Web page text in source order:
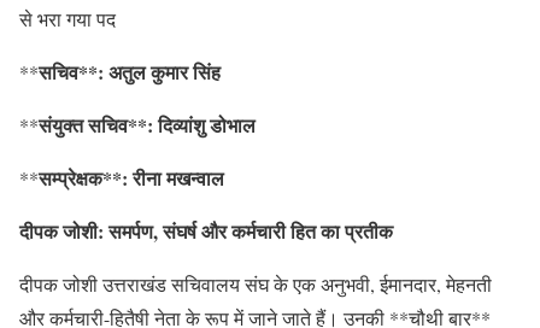
से भरा गया पद
**सचिव**: अतुल कुमार सिंह
**संयुक्त सचिव**: दिव्यांशु डोभाल
**सम्प्रेक्षक**: रीना मखन्वाल
दीपक जोशी: समर्पण, संघर्ष और कर्मचारी हित का प्रतीक
दीपक जोशी उत्तराखंड सचिवालय संघ के एक अनुभवी, ईमानदार, मेहनती
और कर्मचारी-हितैषी नेता के रूप में जाने जाते हैं। उनकी **चौथी बार**